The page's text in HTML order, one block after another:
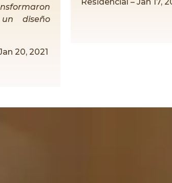
diseño
20, 2021
Residencial – Jan 17,